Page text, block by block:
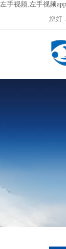
左手视频,左手视频
您好